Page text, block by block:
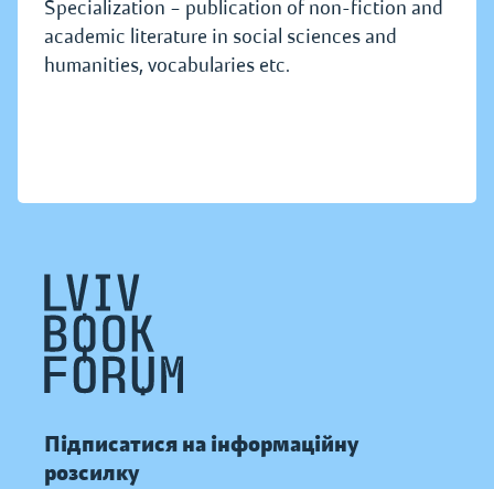
Specialization – publication of non-fiction and
academic literature in social sciences and
humanities, vocabularies etc.
Підписатися на інформаційну
розсилку